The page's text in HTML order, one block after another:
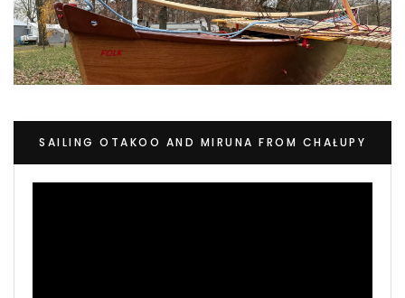
SAILING OTAKOO AND MIRUNA FROM CHAŁUPY